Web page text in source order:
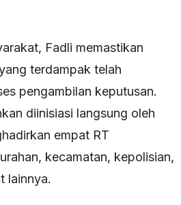
Fadli memastikan
terdampak telah
pengambilan keputusan.
diinisiasi langsung oleh
empat RT
kecamatan, kepolisian,
lainnya.